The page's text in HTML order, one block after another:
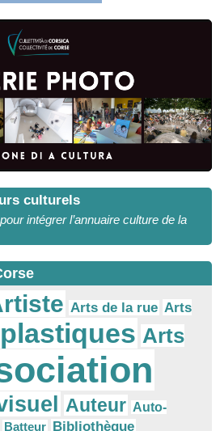
culturels
intégrer l’annuaire culture de la
Arts de la rue Arts
Arts
Auteur Auto-
Batteur Bibliothèque